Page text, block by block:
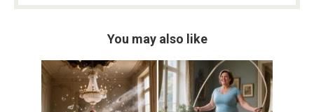
You may also like